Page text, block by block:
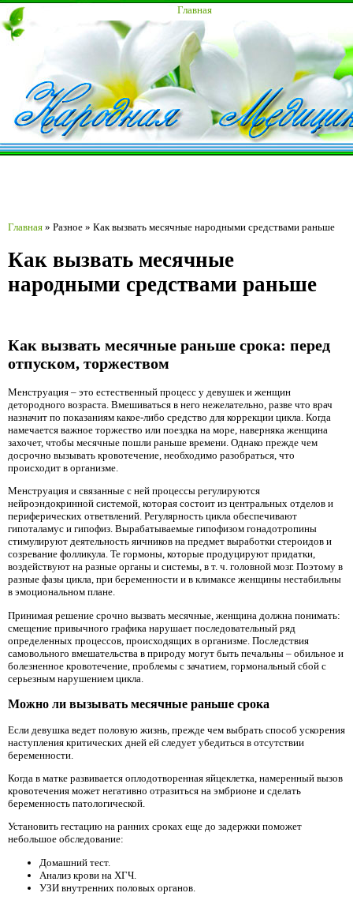
Главная
Главная » Разное » Как вызвать месячные народными средствами раньше
Как вызвать месячные
народными средствами раньше
Как вызвать месячные раньше срока: перед
отпуском, торжеством
Менструация – это естественный процесс у девушек и женщин
детородного возраста. Вмешиваться в него нежелательно, разве что врач
назначит по показаниям какое-либо средство для коррекции цикла. Когда
намечается важное торжество или поездка на море, наверняка женщина
захочет, чтобы месячные пошли раньше времени. Однако прежде чем
досрочно вызывать кровотечение, необходимо разобраться, что
происходит в организме.
Менструация и связанные с ней процессы регулируются
нейроэндокринной системой, которая состоит из центральных отделов и
периферических ответвлений. Регулярность цикла обеспечивают
гипоталамус и гипофиз. Вырабатываемые гипофизом гонадотропины
стимулируют деятельность яичников на предмет выработки стероидов и
созревание фолликула. Те гормоны, которые продуцируют придатки,
воздействуют на разные органы и системы, в т. ч. головной мозг. Поэтому в
разные фазы цикла, при беременности и в климаксе женщины нестабильны
в эмоциональном плане.
Принимая решение срочно вызвать месячные, женщина должна понимать:
смещение привычного графика нарушает последовательный ряд
определенных процессов, происходящих в организме. Последствия
самовольного вмешательства в природу могут быть печальны – обильное и
болезненное кровотечение, проблемы с зачатием, гормональный сбой с
серьезным нарушением цикла.
Можно ли вызывать месячные раньше срока
Если девушка ведет половую жизнь, прежде чем выбрать способ ускорения
наступления критических дней ей следует убедиться в отсутствии
беременности.
Когда в матке развивается оплодотворенная яйцеклетка, намеренный вызов
кровотечения может негативно отразиться на эмбрионе и сделать
беременность патологической.
Установить гестацию на ранних сроках еще до задержки поможет
небольшое обследование:
Домашний тест.
Анализ крови на ХГЧ.
УЗИ внутренних половых органов.